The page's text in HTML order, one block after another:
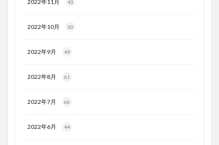
2022年11月 43
2022年10月 50
2022年9月 49
2022年8月 61
2022年7月 66
2022年6月 44